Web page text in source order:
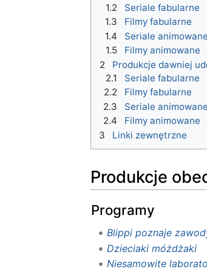
1.2
Seriale fabularne
1.3
Filmy fabularne
1.4
Seriale animowane
1.5
Filmy animowane
2
Produkcje dawniej
2.1
Seriale fabularne
2.2
Filmy fabularne
2.3
Seriale animowane
2.4
Filmy animowane
3
Linki zewnętrzne
Produkcje
Programy
Blippi poznaje
Dzieciaki móżdżaki
Niesamowite